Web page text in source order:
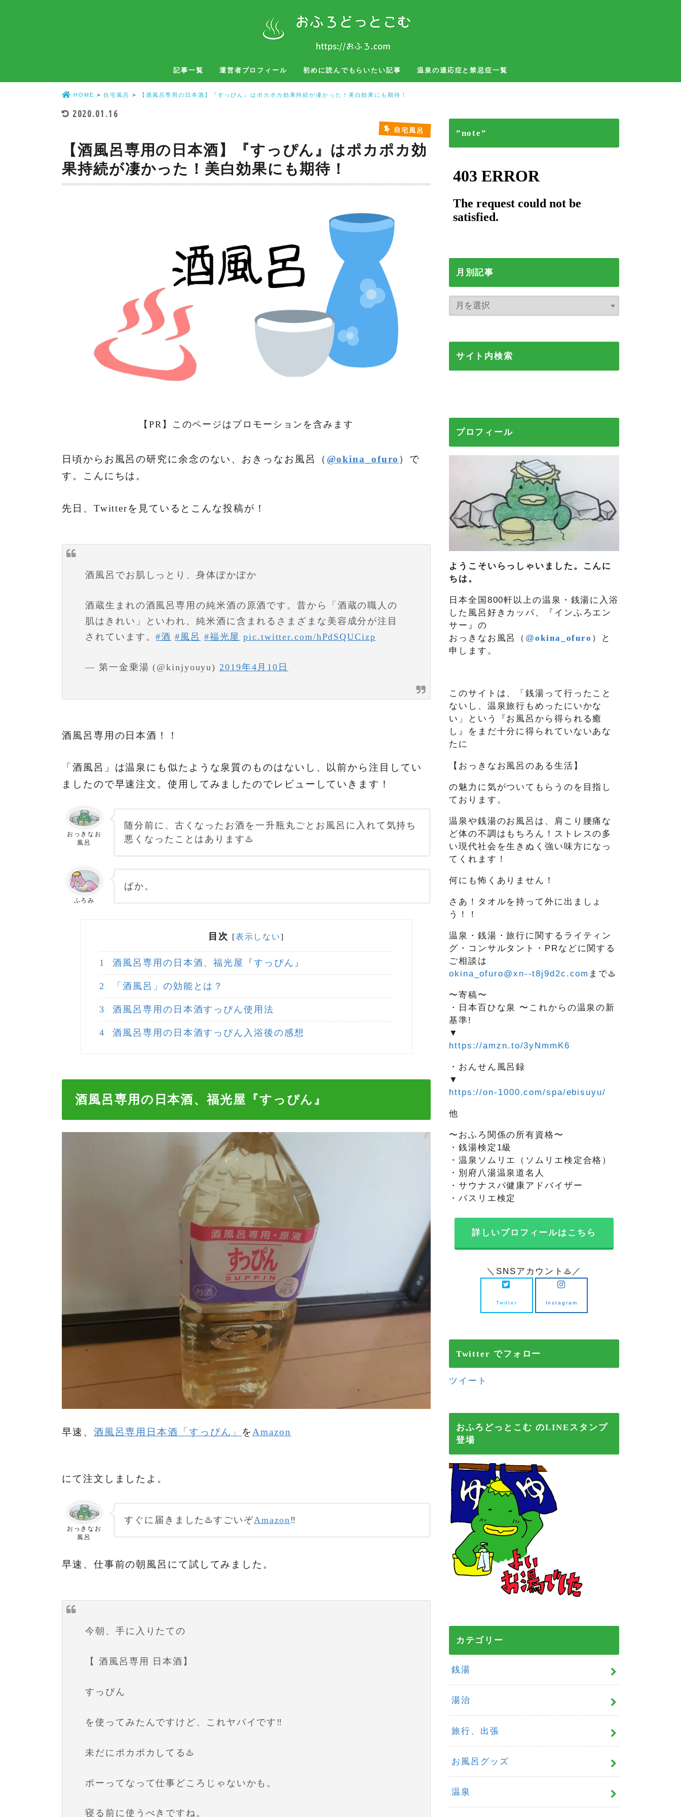
記事一覧 運営者プロフィール 初めに読んでもらいたい記事 温泉の適応症と禁忌症一覧
HOME 自宅風呂 【酒風呂専用の日本酒】『すっぴん』はポカポカ効果持続が凄かった！美白効果にも期待！
2020.01.16
自宅風呂
【酒風呂専用の日本酒】『すっぴん』はポカポカ効
果持続が凄かった！美白効果にも期待！
【PR】このページはプロモーションを含みます
日頃からお風呂の研究に余念のない、おきっなお風呂（ @okina_ofuro ）で
す。こんにちは。
先日、Twitterを見ているとこんな投稿が！
酒風呂でお肌しっとり、身体ぽかぽか
酒蔵生まれの酒風呂専用の純米酒の原酒です。昔から「酒蔵の職人の
肌はきれい」といわれ、純米酒に含まれるさまざまな美容成分が注目
されています。#酒 #風呂 #福光屋 pic.twitter.com/hPdSQUCizp
— 第一金乗湯 (@kinjyouyu) 2019年4月10日
酒風呂専用の日本酒！！
「酒風呂」は温泉にも似たような泉質のものはないし、以前から注目してい
ましたので早速注文。使用してみましたのでレビューしていきます！
おっきなお
風呂
随分前に、古くなったお酒を一升瓶丸ごとお風呂に入れて気持ち
悪くなったことはあります♨️
ふろみ
ばか。
目次 [表示しない]
1 酒風呂専用の日本酒、福光屋『すっぴん』
2 「酒風呂」の効能とは？
3 酒風呂専用の日本酒すっぴん使用法
4 酒風呂専用の日本酒すっぴん入浴後の感想
酒風呂専用の日本酒、福光屋『すっぴん』
早速、 酒風呂専用日本酒「すっぴん」 を Amazon
にて注文しましたよ。
おっきなお
風呂
すぐに届きました♨️すごいぞAmazon ‼️
早速、仕事前の朝風呂にて試してみました。
今朝、手に入りたての
【 酒風呂専用 日本酒】
すっぴん
を使ってみたんですけど、これヤバイです‼️
未だにポカポカしてる♨️
ポーってなって仕事どころじゃないかも。
寝る前に使うべきですね。
”note”
月別記事
サイト内検索
プロフィール
ようこそいらっしゃいました。こんに
ちは。
日本全国800軒以上の温泉・銭湯に入浴
した風呂好きカッパ、『インふろエン
サー』の
おっきなお風呂（ @okina_ofuro ）
と
申します。
このサイトは、「銭湯って行ったこと
ないし、温泉旅行もめったにいかな
い」という『お風呂から得られる癒
し』をまだ十分に得られていないあな
たに
【おっきなお風呂のある生活】
の魅力に気がついてもらうのを目指し
ております。
温泉や銭湯のお風呂は、肩こり腰痛な
ど体の不調はもちろん！ストレスの多
い現代社会を生きぬく強い味方になっ
てくれます！
何にも怖くありません！
さあ！タオルを持って外に出ましょ
う！！
温泉・銭湯・旅行に関するライティン
グ・コンサルタント・PRなどに関する
ご相談は
okina_ofuro@xn--t8j9d2c.com まで♨️
〜寄稿〜
・日本百ひな泉 〜これからの温泉の新
基準!
▼
https://amzn.to/3yNmmK6
・おんせん風呂録
▼
https://on-1000.com/spa/ebisuyu/
他
〜おふろ関係の所有資格〜
・銭湯検定1級
・温泉ソムリエ（ソムリエ検定合格）
・別府八湯温泉道名人
・サウナスパ健康アドバイザー
・バスリエ検定
詳しいプロフィールはこちら
＼SNSアカウント♨️／
Twitter Instagram
Twitter でフォロー
ツイート
おふろどっとこむ のLINEスタンプ
登場
カテゴリー
銭湯
湯治
旅行、出張
お風呂グッズ
温泉